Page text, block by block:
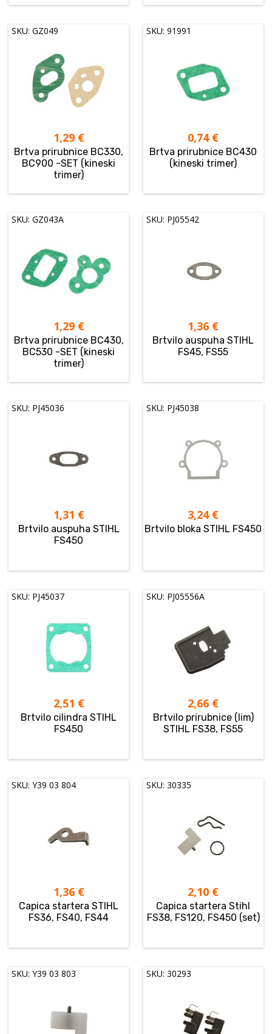
SKU: GZ049
1,29 €
Brtva prirubnice BC330,
BC900 -SET (kineski
trimer)
SKU: 91991
0,74 €
Brtva prirubnice BC430
(kineski trimer)
SKU: GZ043A
1,29 €
Brtva prirubnice BC430,
BC530 -SET (kineski
trimer)
SKU: PJ05542
1,36 €
Brtvilo auspuha STIHL
FS45, FS55
SKU: PJ45036
1,31 €
Brtvilo auspuha STIHL
FS450
SKU: PJ45038
3,24 €
Brtvilo bloka STIHL FS450
SKU: PJ45037
2,51 €
Brtvilo cilindra STIHL
FS450
SKU: PJ05556A
2,66 €
Brtvilo prirubnice (lim)
STIHL FS38, FS55
SKU: Y39 03 804
1,36 €
Capica startera STIHL
FS36, FS40, FS44
SKU: 30335
2,10 €
Capica startera Stihl
FS38, FS120, FS450 (set)
SKU: Y39 03 803 SKU: 30293